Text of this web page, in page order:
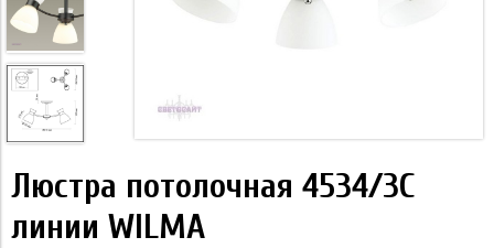
Люстра потолочная 4534/3C
линии WILMA